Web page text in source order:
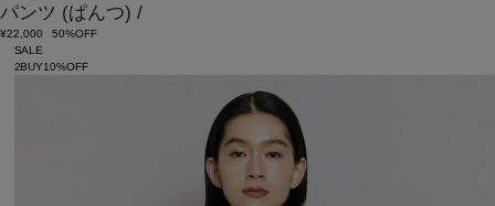
パンツ (ぱんつ) /
¥22,000
50%OFF
SALE
2BUY10%OFF